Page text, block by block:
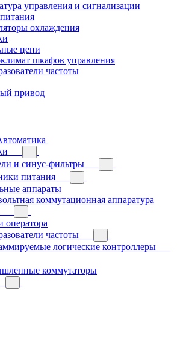
управления и сигнализации
охлаждения
цепи
шкафов управления
частоты
привод
и синус-фильтры
питания
аппараты
коммутационная аппаратура
оператора
частоты
логические контроллеры
коммутаторы